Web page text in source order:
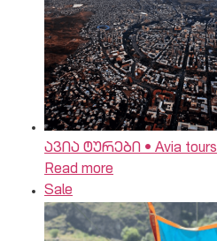
ავია ტურები • Avia tours
Read more
Sale